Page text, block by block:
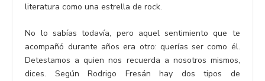
literatura como una estrella de rock.
No lo sabías todavía, pero aquel sentimiento que te
acompañó durante años era otro: querías ser como él.
Detestamos a quien nos recuerda a nosotros mismos,
dices. Según Rodrigo Fresán hay dos tipos de